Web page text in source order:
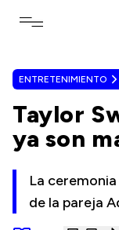
Toggle
ENTRETENIMIENTO
Taylor
ya son
La
de la pareja